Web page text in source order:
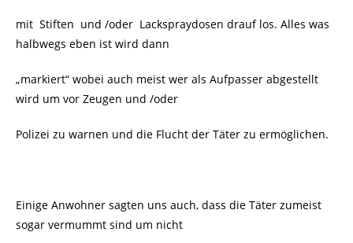
mit Stiften und /oder Lackspraydosen drauf los. Alles was
halbwegs eben ist wird dann
„markiert“ wobei auch meist wer als Aufpasser abgestellt
wird um vor Zeugen und /oder
Polizei zu warnen und die Flucht der Täter zu ermöglichen.
Einige Anwohner sagten uns auch, dass die Täter zumeist
sogar vermummt sind um nicht